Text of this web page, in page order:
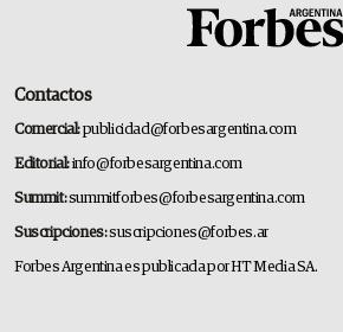
Contactos
Comercial:publicidad@forbesargentina.com
Editorial:info@forbesargentina.com
Summit:summitforbes@forbesargentina.com
Suscripciones:suscripciones@forbes.ar
Forbes Argentina es publicada por HT Media SA.